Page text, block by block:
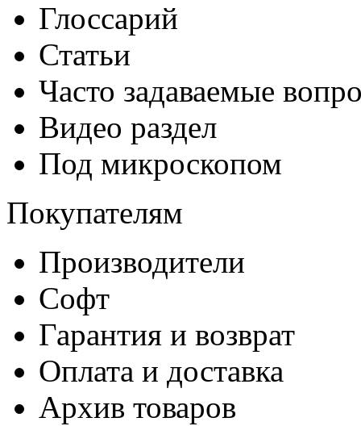
Глоссарий
Статьи
Часто задаваемые
Видео раздел
Под микроскопом
Покупателям
Производители
Софт
Гарантия и возврат
Оплата и доставка
Архив товаров